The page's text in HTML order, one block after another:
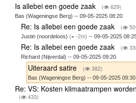
Is allebei een goede zaak ( 629)
Bas (Wageningse Berg) -- 09-05-2025 08:20
Re: Is allebei een goede zaak (
Justin (noordeloos)( -2m) -- 09-05-2025
Re: Is allebei een goede zaak (
Richard (Nijverdal) -- 09-05-2025 09:20
Uiteraard satire ( 382)
Bas (Wageningse Berg) -- 09-05-2025 09:30
Re: VS: Kosten klimaatrampen
( 433)